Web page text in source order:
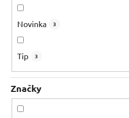
Novinka 3
Tip 3
Značky